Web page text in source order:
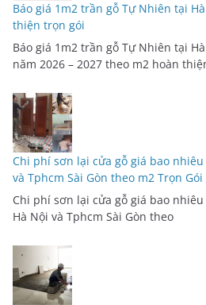
Báo giá 1m2 trần gỗ Tự Nhiên tại
thiện trọn gói
Báo giá 1m2 trần gỗ Tự Nhiên tại
năm 2026 – 2027 theo m2 hoàn
Chi phí sơn lại cửa gỗ giá bao
và Tphcm Sài Gòn theo m2 Trọn Gói
Chi phí sơn lại cửa gỗ giá bao
Hà Nội và Tphcm Sài Gòn theo